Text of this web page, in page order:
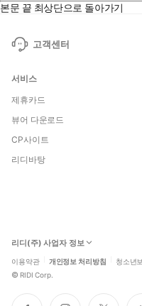
본문 끝 최상단으로 돌아가기
고객센터
서비스
제휴카드
뷰어 다운로드
CP사이트
리디바탕
리디(주) 사업자 정보
이용약관 개인정보 처리방침 청소년
© RIDI Corp.